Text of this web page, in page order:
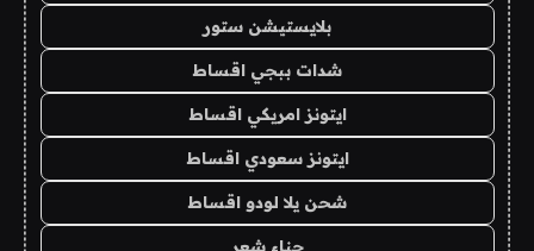
بلايستيشن ستور
شدات ببجي اقساط
ايتونز امريكي اقساط
ايتونز سعودي اقساط
شحن يلا لودو اقساط